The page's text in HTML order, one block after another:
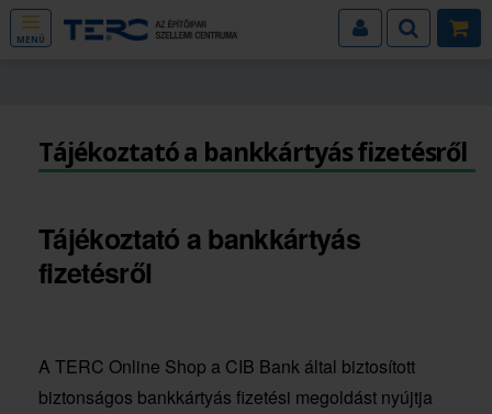
MENÜ
Tájékoztató a bankkártyás fizetésről
Tájékoztató a bankkártyás
fizetésről
A TERC Online Shop a CIB Bank által biztosított
biztonságos bankkártyás fizetési megoldást nyújtja